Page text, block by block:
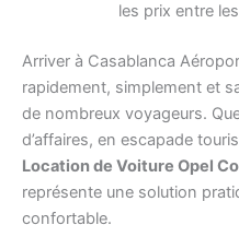
les prix entre
Arriver à Casablanca
rapidement, simplement et
de nombreux voyageurs.
d’affaires, en escapade
Location de Voiture Opel
représente une solution
confortable.